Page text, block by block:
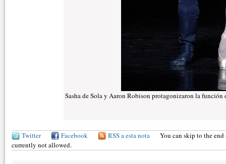
Sasha de Sola y Aaron Robison protagonizaron la
Twitter Facebook RSS a esta nota
You can skip to the
currently not allowed.